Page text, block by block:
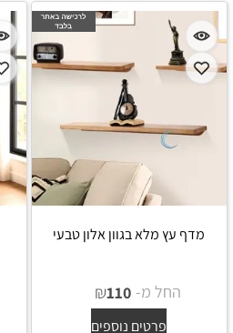
מדף עץ מלא בגוון אלון טבעי
החל מ- ₪110
פרטים נוספים